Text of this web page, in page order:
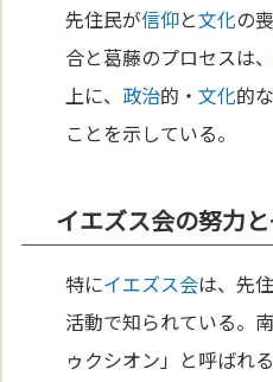
先住民が信仰と文化の
合と葛藤のプロセスは、
上に、 政治的・文化的
ことを示している。
イエズス会の努力
特にイエズス会は、先
活動で知られている。
ゥクシオン」と呼ばれ